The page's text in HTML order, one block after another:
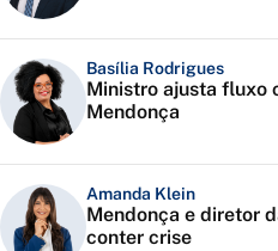
Basília Rodrigues
Ministro ajusta fluxo
Mendonça
Amanda Klein
Mendonça e diretor
conter crise